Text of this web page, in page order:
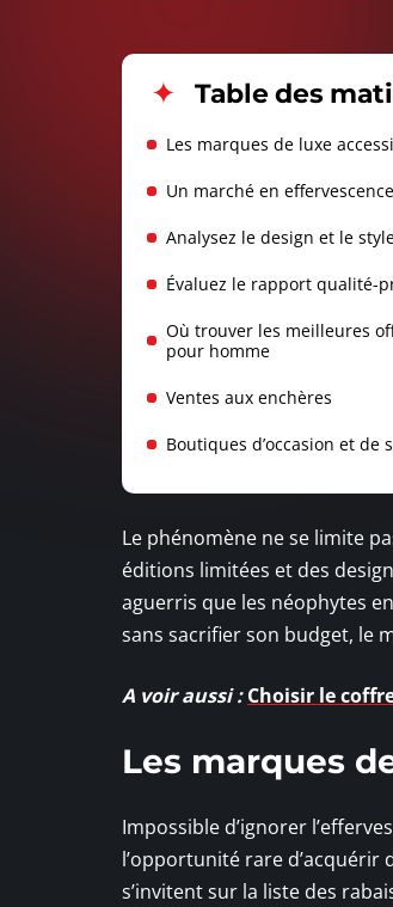
Table des
Les marques de luxe
Un marché en effervescence
Analysez le design et le
Évaluez le rapport qualité-
Où trouver les meilleures
pour homme
Ventes aux enchères
Boutiques d’occasion et de
Le phénomène ne se limite
éditions limitées et des
aguerris que les néophytes
sans sacrifier son budget, le
A voir aussi : Choisir le
Les marques
Impossible d’ignorer
l’opportunité rare
s’invitent sur la liste des